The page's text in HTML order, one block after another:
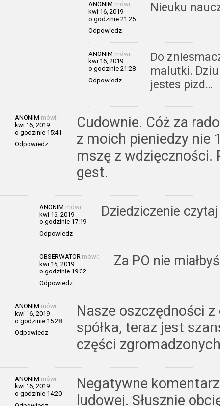
ANONIM mówi:
kwi 16, 2019
o godzinie 21:25
Odpowiedz
Nieuku
ANONIM mówi:
kwi 16, 2019
o godzinie 21:28
Odpowiedz
Do
malutki.
jestes pizd…
ANONIM mówi:
kwi 16, 2019
o godzinie 15:41
Odpowiedz
Cudownie. Cóż za
z moich pieniedzy nie
mszę z wdzięczności.
gest.
ANONIM mówi:
kwi 16, 2019
o godzinie 17:19
Odpowiedz
Dziedziczenie
OBSERWATOR mówi:
kwi 16, 2019
o godzinie 19:32
Odpowiedz
Za PO nie
ANONIM mówi:
kwi 16, 2019
o godzinie 15:28
Odpowiedz
Nasze oszczędności
spółka, teraz jest
części
ANONIM mówi:
kwi 16, 2019
o godzinie 14:20
Negatywne
ludowej. Słusznie